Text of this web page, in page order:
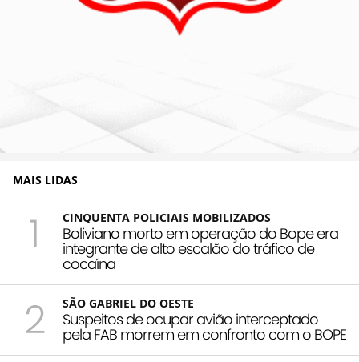
MAIS LIDAS
1 CINQUENTA POLICIAIS MOBILIZADOS
Boliviano morto em operação do Bope era
integrante de alto escalão do tráfico de
cocaína
2 SÃO GABRIEL DO OESTE
Suspeitos de ocupar avião interceptado
pela FAB morrem em confronto com o BOPE